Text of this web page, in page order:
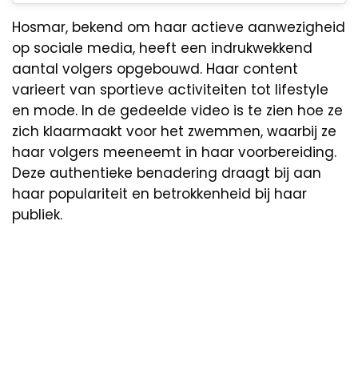
Hosmar, bekend om haar actieve aanwezigheid
op sociale media, heeft een indrukwekkend
aantal volgers opgebouwd. Haar content
varieert van sportieve activiteiten tot lifestyle
en mode. In de gedeelde video is te zien hoe ze
zich klaarmaakt voor het zwemmen, waarbij ze
haar volgers meeneemt in haar voorbereiding.
Deze authentieke benadering draagt bij aan
haar populariteit en betrokkenheid bij haar
publiek.